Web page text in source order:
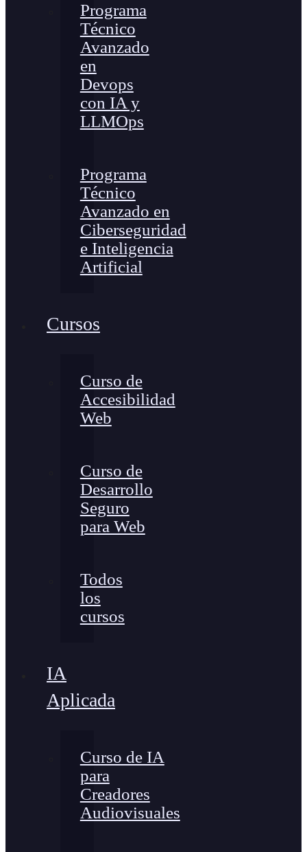
Programa
Técnico
Avanzado
en
Devops
con IA y
LLMOps
Programa
Técnico
Avanzado en
Ciberseguridad
e Inteligencia
Artificial
Cursos
Curso de
Accesibilidad
Web
Curso de
Desarrollo
Seguro
para Web
Todos
los
cursos
IA
Aplicada
Curso de IA
para
Creadores
Audiovisuales